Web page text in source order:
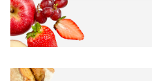
Aroko Chocolate